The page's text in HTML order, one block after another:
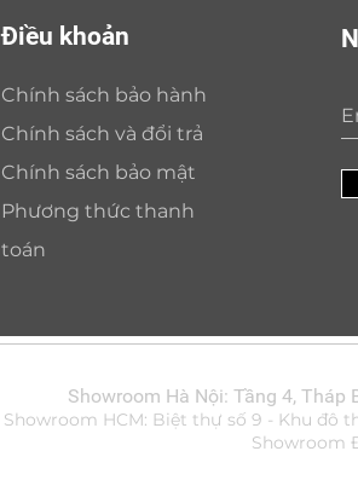
Điều khoản
Chính sách bảo hành
Chính sách và đổi trả
Chính sách bảo mật
Phương thức thanh
toán
Showroom Hà Nội: Tầng 4, Tháp
Showroom HCM: Biệt thự số 9 - Khu đô
Showroom